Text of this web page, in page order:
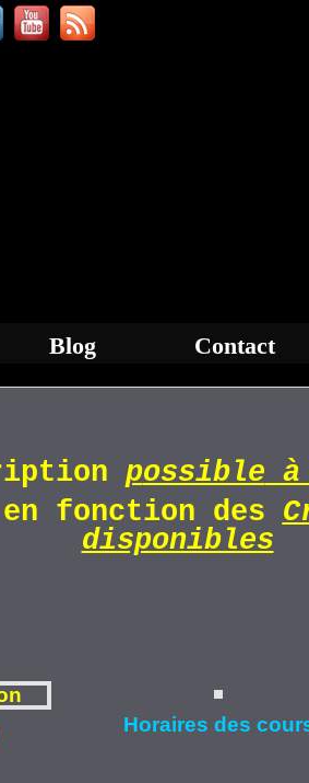
Blog Contact
possible à
en fonction des
disponibles
Horaires des